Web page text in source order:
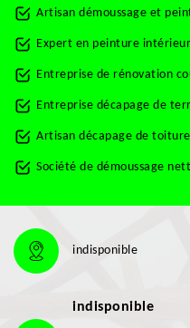
Artisan démoussage et
Expert en peinture
Entreprise de rénovation
Entreprise décapage de
Artisan décapage de
Société de démoussage
indisponible
indisponible